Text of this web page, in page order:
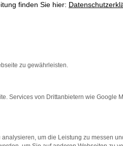
Aalen
auf diese Weise von
sowie die
Beim Autohaus Sorg setzen
das weit unter dem
finden Sie hier:
zu gewährleisten.
Services von Drittanbietern wie Google
um die Leistung zu messen